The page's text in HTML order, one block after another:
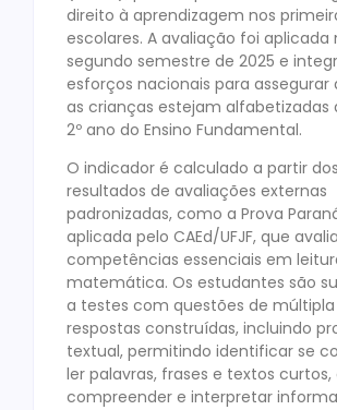
direito à aprendizagem nos
escolares. A avaliação foi aplicada
segundo semestre de 2025 e
esforços nacionais para assegurar
as crianças estejam alfabetizadas
2º ano do Ensino Fundamental.
O indicador é calculado a partir dos
resultados de avaliações externas
padronizadas, como a Prova
aplicada pelo CAEd/UFJF, que avalia
competências essenciais em
matemática. Os estudantes são
a testes com questões de
respostas construídas, incluindo
textual, permitindo identificar se
ler palavras, frases e textos
compreender e interpretar